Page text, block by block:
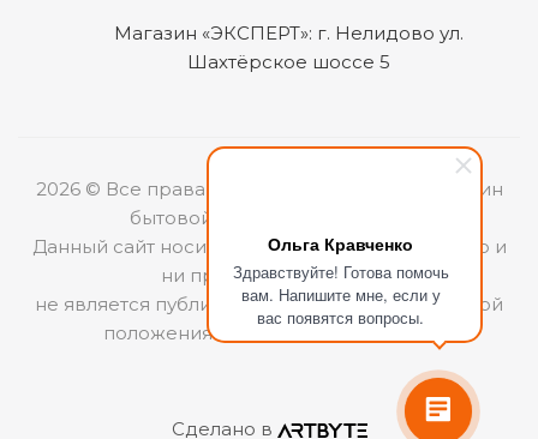
Ольга Кравченко
Здравствуйте! Готова помочь
вам. Напишите мне, если у
вас появятся вопросы.
Магазин «ЭКСПЕРТ»: г. Нелидово ул.
Шахтёрское шоссе 5
2026 © Все права защищены. Интернет-магазин
бытовой техники «ЭКСПЕРТ».
Данный сайт носит информационный характер и
ни при каких условиях
не является публичной офертой, определяемой
положениями Статьи 437 (2) ГКРФ.
Сделано в